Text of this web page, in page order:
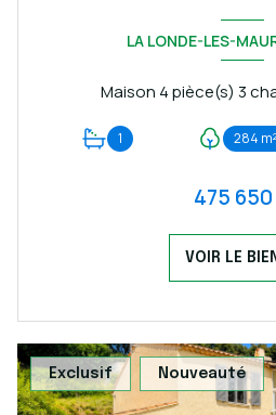
LA LONDE-LES-
1 284 m²
475
VOIR LE
Exclusif Nouveauté